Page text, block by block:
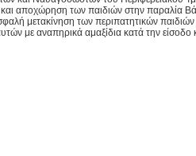
αποχώρηση των παιδιών στην παραλία
μετακίνηση των περιπατητικών παιδιών
με αναπηρικά αμαξίδια κατά την είσοδο